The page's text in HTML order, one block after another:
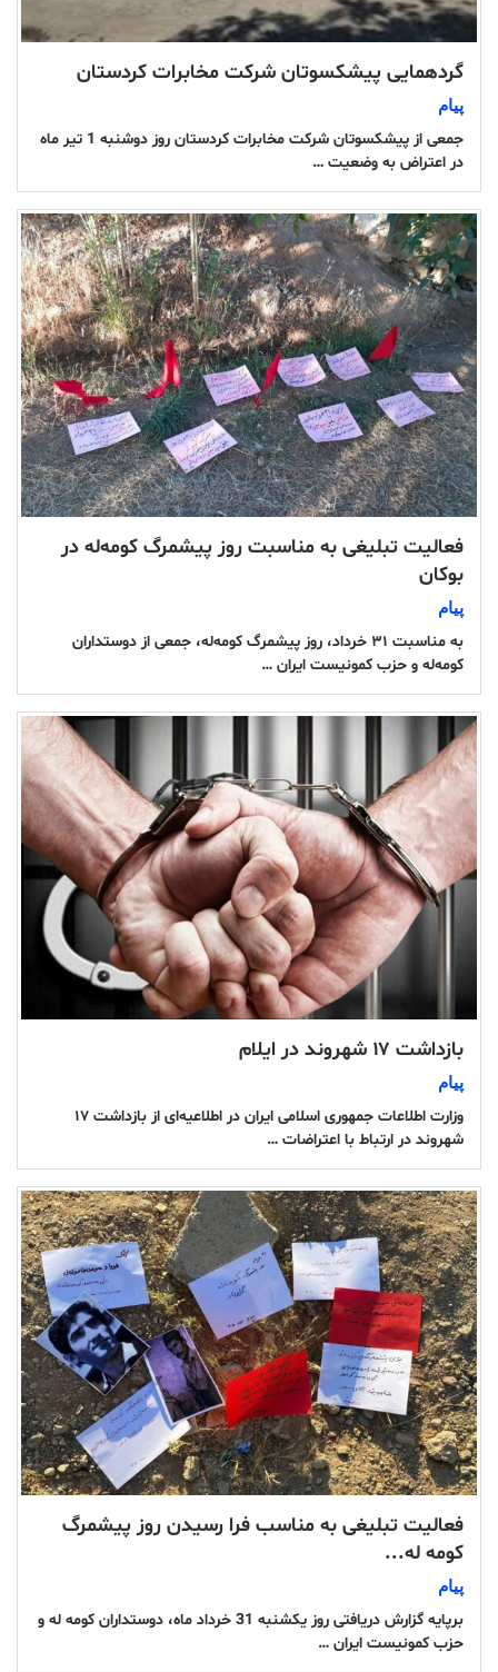
‌گردهمایی پیشکسوتان شرکت مخابرات کردستان
پیام
جمعی از پیشکسوتان شرکت مخابرات کردستان روز دوشنبه 1 تیر ماه
در اعتراض به وضعیت …
فعالیت تبلیغی به مناسبت روز پیشمرگ کومه‌له در
بوکان
پیام
به مناسبت ۳۱ خرداد، روز پیشمرگ کومه‌له، جمعی از دوستداران
کومه‌له و حزب کمونیست ایران …
بازداشت ۱۷ شهروند در ایلام
پیام
وزارت اطلاعات جمهوری اسلامی ایران در اطلاعیه‌ای از بازداشت ۱۷
شهروند در ارتباط با اعتراضات …
فعالیت تبلیغی به مناسب فرا رسیدن روز پیشمرگ
کومه له...
پیام
برپایه گزارش دریافتی روز یکشنبه 31 خرداد ماه، دوستداران کومه له و
حزب کمونیست ایران …